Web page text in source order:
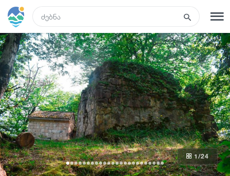
რეგისტრაცია შესვლა
ტურები
სასტუმროები
ტრანსპორტი 1 /24